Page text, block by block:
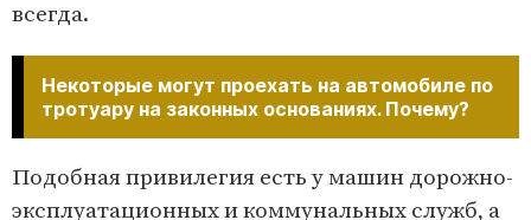
всегда.
Некоторые могут проехать на автомобиле по
тротуару на законных основаниях. Почему?
Подобная привилегия есть у машин дорожно-
эксплуатационных и коммунальных служб, а